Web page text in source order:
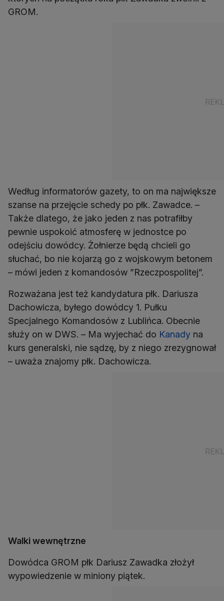
GROM.
Według informatorów gazety, to on ma największe
szanse na przejęcie schedy po płk. Zawadce. –
Także dlatego, że jako jeden z nas potrafiłby
pewnie uspokoić atmosferę w jednostce po
odejściu dowódcy. Żołnierze będą chcieli go
słuchać, bo nie kojarzą go z wojskowym betonem
– mówi jeden z komandosów ”Rzeczpospolitej”.
Rozważana jest też kandydatura płk. Dariusza
Dachowicza, byłego dowódcy 1. Pułku
Specjalnego Komandosów z Lublińca. Obecnie
służy on w DWS. – Ma wyjechać do Kanady na
kurs generalski, nie sądzę, by z niego zrezygnował
– uważa znajomy płk. Dachowicza.
Walki wewnętrzne
Dowódca GROM płk Dariusz Zawadka złożył
wypowiedzenie w miniony piątek.